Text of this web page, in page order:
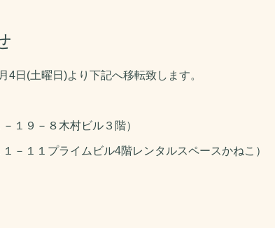
日(土曜日)より下記へ移転致します。
１９－８木村ビル３階）
－１１プライムビル4階レンタルスペースかねこ）